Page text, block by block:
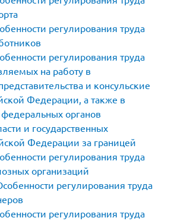
регулирования труда
регулирования труда
на работу в
и консульские
Федерации, а также в
федеральных органов
и государственных
Федерации за границей
регулирования труда
организаций
регулирования труда
регулирования труда